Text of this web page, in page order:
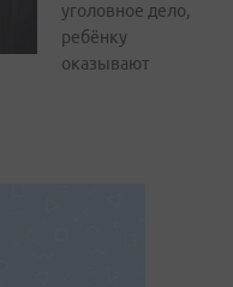
уголовное дело,
ребёнку
оказывают